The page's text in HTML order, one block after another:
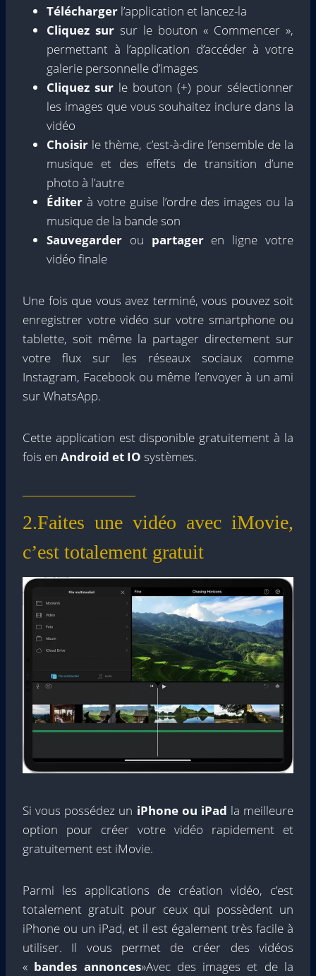
Télécharger l’application et lancez-la
Cliquez sur sur le bouton « Commencer »,
permettant à l’application d’accéder à votre
galerie personnelle d’images
Cliquez sur le bouton (+) pour sélectionner
les images que vous souhaitez inclure dans la
vidéo
Choisir le thème, c’est-à-dire l’ensemble de la
musique et des effets de transition d’une
photo à l’autre
Éditer à votre guise l’ordre des images ou la
musique de la bande son
Sauvegarder ou partageren ligne votre
vidéo finale
Une fois que vous avez terminé, vous pouvez soit
enregistrer votre vidéo sur votre smartphone ou
tablette, soit même la partager directement sur
votre flux sur les réseaux sociaux comme
Instagram, Facebook ou même l’envoyer à un ami
sur WhatsApp.
Cette application est disponible gratuitement à la
fois en Android et IO systèmes.
2.Faites une vidéo avec iMovie,
c’est totalement gratuit
Si vous possédez un iPhone ou iPad la meilleure
option pour créer votre vidéo rapidement et
gratuitement est iMovie.
Parmi les applications de création vidéo, c’est
totalement gratuit pour ceux qui possèdent un
iPhone ou un iPad, et il est également très facile à
utiliser. Il vous permet de créer des vidéos
« bandes annonces»Avec des images et de la